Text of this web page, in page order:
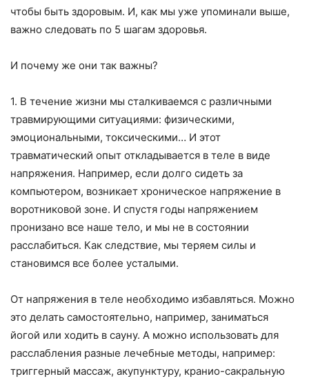
чтобы быть здоровым. И, как мы уже упоминали выше,
важно следовать по 5 шагам здоровья.
И почему же они так важны?
1. В течение жизни мы сталкиваемся с различными
травмирующими ситуациями: физическими,
эмоциональными, токсическими… И этот
травматический опыт откладывается в теле в виде
напряжения. Например, если долго сидеть за
компьютером, возникает хроническое напряжение в
воротниковой зоне. И спустя годы напряжением
пронизано все наше тело, и мы не в состоянии
расслабиться. Как следствие, мы теряем силы и
становимся все более усталыми.
От напряжения в теле необходимо избавляться. Можно
это делать самостоятельно, например, заниматься
йогой или ходить в сауну. А можно использовать для
расслабления разные лечебные методы, например:
триггерный массаж, акупунктуру, кранио-сакральную